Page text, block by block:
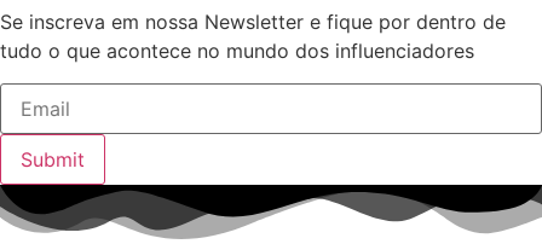
Se inscreva em nossa Newsletter e fique por dentro de
tudo o que acontece no mundo dos influenciadores
Submit